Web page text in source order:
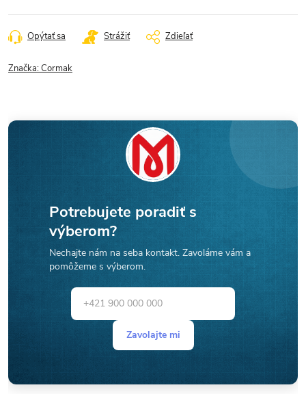
Opýtať sa Strážiť Zdieľať
Značka:Cormak
Potrebujete poradiť s
výberom?
Nechajte nám na seba kontakt. Zavoláme vám a
pomôžeme s výberom.
Zavolajte mi